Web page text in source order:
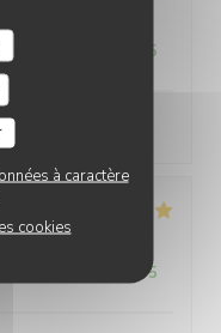
à caractère
cookies
/5
bons
/5